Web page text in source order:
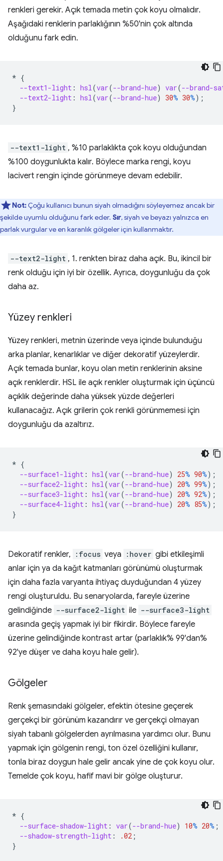
renkleri gerekir. Açık temada metin çok koyu olmalıdır.
Aşağıdaki renklerin parlaklığının %50'nin çok altında
olduğunu fark edin.
* {
--text1-light : hsl (var(--brand-hue) var(--brand-
--text2-light : hsl (var(--brand-hue) 30% 30%);
}
--text1-light , %10 parlaklıkta çok koyu olduğundan
%100 doygunlukta kalır. Böylece marka rengi, koyu
lacivert rengin içinde görünmeye devam edebilir.
Not: Çoğu kullanıcı bunun siyah olmadığını söyleyemez ancak bir
şekilde uyumlu olduğunu fark eder. Sır, siyah ve beyazı yalnızca en
parlak vurgular ve en karanlık gölgeler için kullanmaktır.
--text2-light , 1. renkten biraz daha açık. Bu, ikincil bir
renk olduğu için iyi bir özellik. Ayrıca, doygunluğu da çok
daha az.
Yüzey renkleri
Yüzey renkleri, metnin üzerinde veya içinde bulunduğu
arka planlar, kenarlıklar ve diğer dekoratif yüzeylerdir.
Açık temada bunlar, koyu olan metin renklerinin aksine
açık renklerdir. HSL ile açık renkler oluşturmak için üçüncü
açıklık değerinde daha yüksek yüzde değerleri
kullanacağız. Açık grilerin çok renkli görünmemesi için
doygunluğu da azaltırız.
* {
--surface1-light : hsl (var(--brand-hue) 25% 90%);
--surface2-light : hsl (var(--brand-hue) 20% 99%);
--surface3-light : hsl (var(--brand-hue) 20% 92%);
--surface4-light : hsl (var(--brand-hue) 20% 85%);
}
Dekoratif renkler, :focus veya :hover gibi etkileşimli
anlar için ya da kağıt katmanları görünümü oluşturmak
için daha fazla varyanta ihtiyaç duyduğundan 4 yüzey
rengi oluşturuldu. Bu senaryolarda, fareyle üzerine
gelindiğinde --surface2-light ile --surface3-light
arasında geçiş yapmak iyi bir fikirdir. Böylece fareyle
üzerine gelindiğinde kontrast artar (parlaklık% 99'dan%
92'ye düşer ve daha koyu hale gelir).
Gölgeler
Renk şemasındaki gölgeler, efektin ötesine geçerek
gerçekçi bir görünüm kazandırır ve gerçekçi olmayan
siyah tabanlı gölgelerden ayrılmasına yardımcı olur. Bunu
yapmak için gölgenin rengi, ton özel özelliğini kullanır,
tonla biraz doygun hale gelir ancak yine de çok koyu olur.
Temelde çok koyu, hafif mavi bir gölge oluşturur.
* {
--surface-shadow-light : var(--brand-hue) 10% 20% ;
--shadow-strength-light : .02 ;
}